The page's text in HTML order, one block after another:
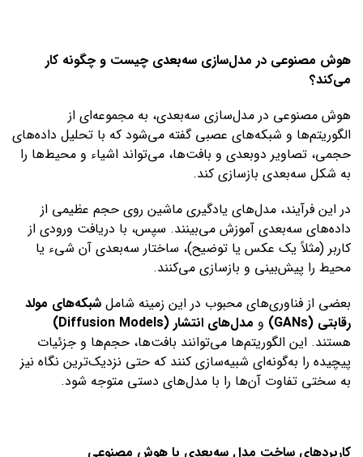
هوش مصنوعی در مدل‌سازی سه‌بعدی چیست و چگونه کار
می‌کند؟
هوش مصنوعی در مدل‌سازی سه‌بعدی، به مجموعه‌ای از
الگوریتم‌ها و شبکه‌های عصبی گفته می‌شود که با تحلیل داده‌های
حجمی، تصاویر دوبعدی و بافت‌ها، می‌تواند اشیاء و محیط‌ها را
به شکل سه‌بعدی بازسازی کند.
در این فرآیند، مدل‌های یادگیری ماشین روی حجم عظیمی از
داده‌های سه‌بعدی آموزش می‌بینند. سپس، با دریافت ورودی از
کاربر (مثلاً یک عکس یا توضیح)، ساختار سه‌بعدی آن شیء یا
محیط را پیش‌بینی و بازسازی می‌کنند.
بعضی از فناوری‌های محبوب در این زمینه شامل شبکه‌های مولد
رقابتی (GANs)
و مدل‌های انتشار (Diffusion Models)
هستند. این الگوریتم‌ها می‌توانند بافت‌ها، حجم‌ها و جزئیات
پیچیده را به‌گونه‌ای شبیه‌سازی کنند که حتی نزدیک‌ترین نگاه نیز
به سختی تفاوت آن‌ها را با مدل‌های دستی متوجه شود.
کاربردهای ساخت مدل سه‌بعدی با هوش مصنوعی